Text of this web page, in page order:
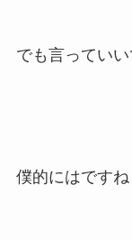
でも言っていい
僕的にはですね